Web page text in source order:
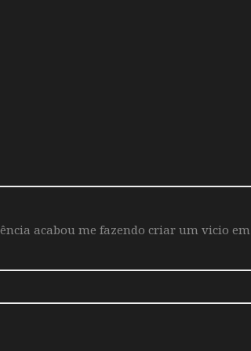
acabou me fazendo criar um vicio em